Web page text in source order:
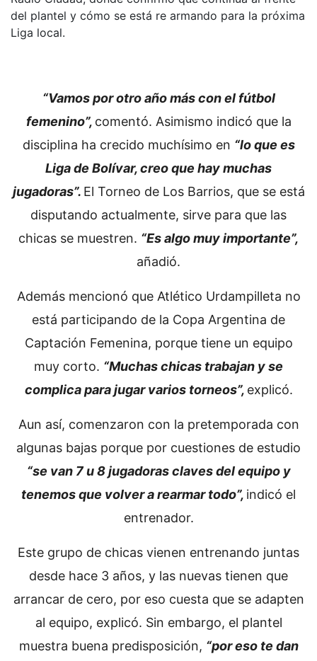
del plantel y cómo se está re armando para la próxima
Liga local.
“Vamos por otro año más con el fútbol
femenino”, comentó. Asimismo indicó que la
disciplina ha crecido muchísimo en “lo que es
Liga de Bolívar, creo que hay muchas
jugadoras”. El Torneo de Los Barrios, que se está
disputando actualmente, sirve para que las
chicas se muestren. “Es algo muy importante”,
añadió.
Además mencionó que Atlético Urdampilleta no
está participando de la Copa Argentina de
Captación Femenina, porque tiene un equipo
muy corto. “Muchas chicas trabajan y se
complica para jugar varios torneos”, explicó.
Aun así, comenzaron con la pretemporada con
algunas bajas porque por cuestiones de estudio
“se van 7 u 8 jugadoras claves del equipo y
tenemos que volver a rearmar todo”, indicó el
entrenador.
Este grupo de chicas vienen entrenando juntas
desde hace 3 años, y las nuevas tienen que
arrancar de cero, por eso cuesta que se adapten
al equipo, explicó. Sin embargo, el plantel
muestra buena predisposición, “por eso te dan